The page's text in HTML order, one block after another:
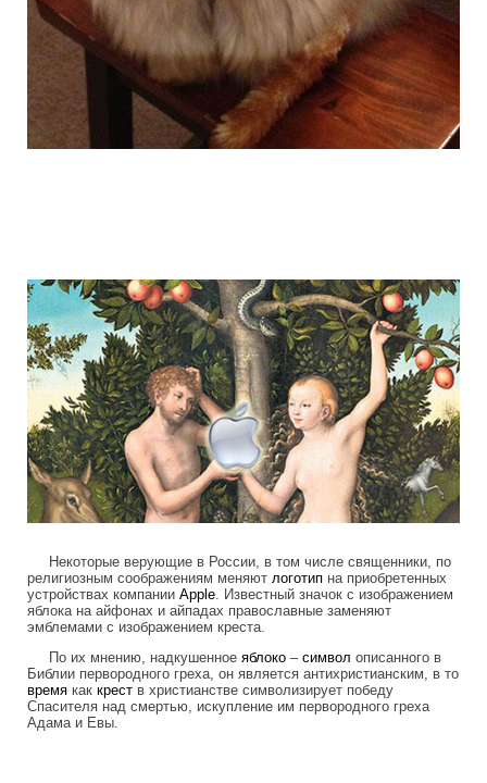
Некоторые верующие в России, в том числе священники, по
религиозным соображениям меняют логотип на приобретенных
устройствах компании Apple. Известный значок с изображением
яблока на айфонах и айпадах православные заменяют
эмблемами с изображением креста.
По их мнению, надкушенное яблоко – символ описанного в
Библии первородного греха, он является антихристианским, в то
время как крест в христианстве символизирует победу
Спасителя над смертью, искупление им первородного греха
Адама и Евы.